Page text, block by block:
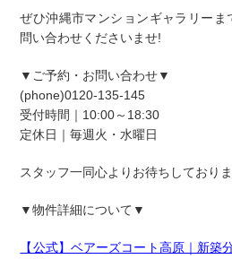
ぜひ沖縄市マンションギャラリー ま
問い合わせくださいませ!
▼ご予約・お問い合わせ▼
(phone)0120-135-145
受付時間｜10:00～18:30
定休日｜毎週火・水曜日
スタッフ一同心よりお待ちしており
▼物件詳細について▼
【公式】ベアーズコート高原｜新築